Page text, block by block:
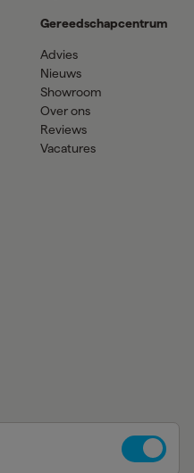
Gereedschapcentrum
Advies
Nieuws
Showroom
Over ons
Reviews
Vacatures